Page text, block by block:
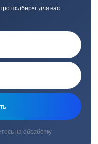
подберут для вас
на обработку